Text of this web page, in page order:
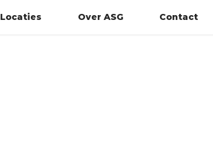
Locaties Over ASG Contact